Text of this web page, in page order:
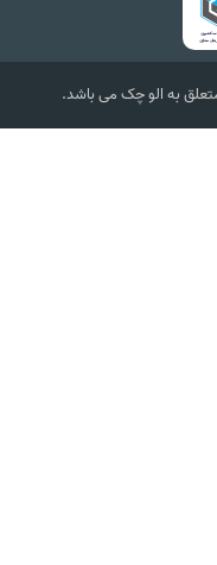
به الو چک می باشد.